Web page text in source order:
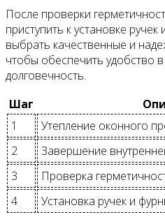
После проверки
приступить к установке
выбрать качественные и
чтобы обеспечить удобство
долговечность.
Шаг
1
Утепление оконного
2
Завершение
3
Проверка
4
Установка ручек и